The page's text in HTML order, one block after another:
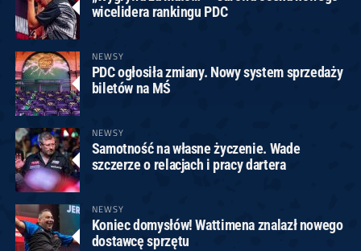
wicelidera rankingu PDC
NEWSY
PDC ogłosiła zmiany. Nowy system sprzedaży
biletów na MŚ
NEWSY
Samotność na własne życzenie. Wade
szczerze o relacjach i pracy dartera
NEWSY
Koniec domysłów! Wattimena znalazł nowego
dostawcę sprzętu